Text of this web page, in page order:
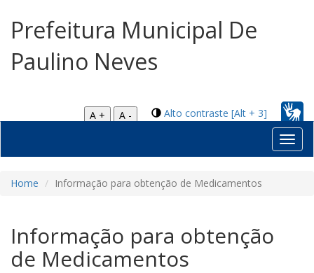
Prefeitura Municipal De
Paulino Neves
Alto contraste [Alt + 3]
A +
A -
Home Informação para obtenção de Medicamentos
Informação para obtenção
de Medicamentos